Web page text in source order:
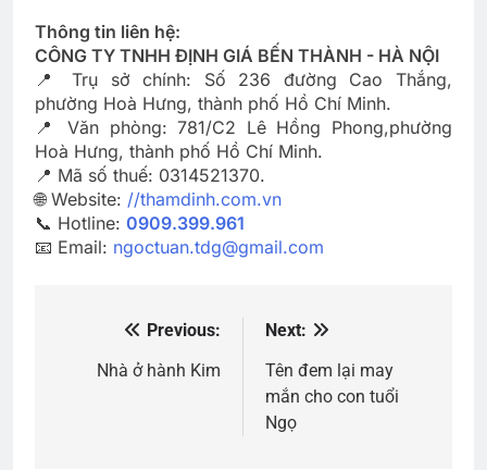
Thông tin liên hệ:
CÔNG TY TNHH ĐỊNH GIÁ BẾN THÀNH - HÀ NỘI
📍 Trụ sở chính: Số 236 đường Cao Thắng,
phường Hoà Hưng, thành phố Hồ Chí Minh.
📍 Văn phòng: 781/C2 Lê Hồng Phong,phường
Hoà Hưng, thành phố Hồ Chí Minh.
📍 Mã số thuế: 0314521370.
🌐 Website: //thamdinh.com.vn
📞 Hotline: 0909.399.961
📧 Email: ngoctuan.tdg@gmail.com
hướng
Previous:
Nhà ở hành Kim
Next:
Tên đem lại may
mắn cho con tuổi
Ngọ